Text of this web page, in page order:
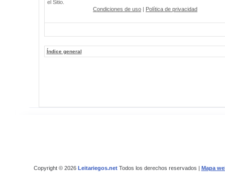
el Sitio.
Condiciones de uso | Política de privacidad
Índice general
Copyright © 2026 Leitariegos.netTodos los derechos reservados | Mapa